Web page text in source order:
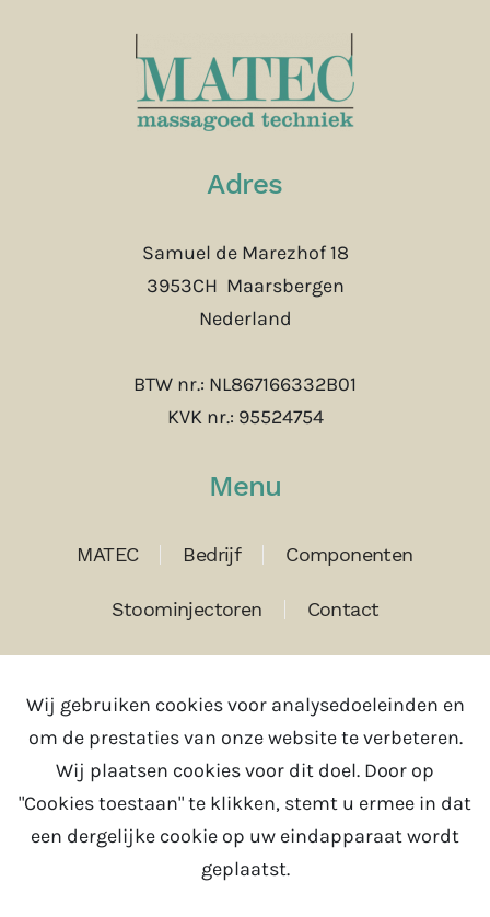
Menu
MATEC Bedrijf Componenten
Stoominjectoren Contact
Adres
Samuel de Marezhof 18
3953CH Maarsbergen
Nederland
BTW nr.: NL867166332B01
KVK nr.: 95524754
Tel: +31(0)343 785630
Email:info@matec.nl
Wij gebruiken cookies voor analysedoeleinden en
om de prestaties van onze website te verbeteren.
Wij plaatsen cookies voor dit doel. Door op
"Cookies toestaan" te klikken, stemt u ermee in dat
een dergelijke cookie op uw eindapparaat wordt
geplaatst.